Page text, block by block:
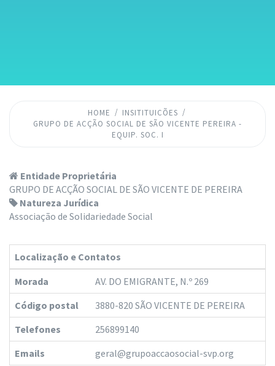
HOME
INSITITUICÕES
GRUPO DE ACÇÃO SOCIAL DE SÃO VICENTE PEREIRA -
EQUIP. SOC. I
Entidade Proprietária
GRUPO DE ACÇÃO SOCIAL DE SÃO VICENTE DE PEREIRA
Natureza Jurídica
Associação de Solidariedade Social
Localização e Contatos
Morada
AV. DO EMIGRANTE, N.º 269
Código postal
3880-820 SÃO VICENTE DE PEREIRA
Telefones
256899140
Emails
geral@grupoaccaosocial-svp.org